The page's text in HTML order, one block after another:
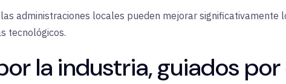
administraciones locales pueden mejorar significativamente
tecnológicos.
la industria, guiados por